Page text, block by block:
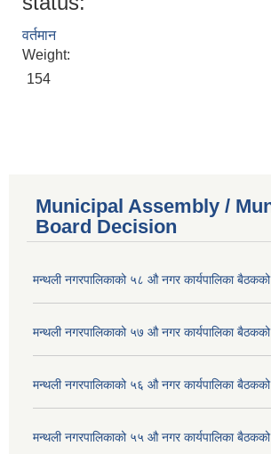
वर्तमान
Weight:
154
Municipal Assembly /
Board Decision
मन्थली नगरपालिकाको ५८ औ नगर कार्यपालिका
मन्थली नगरपालिकाको ५७ औ नगर कार्यपालिका
मन्थली नगरपालिकाको ५६ औ नगर कार्यपालिका
मन्थली नगरपालिकाको ५५ औ नगर कार्यपालिका